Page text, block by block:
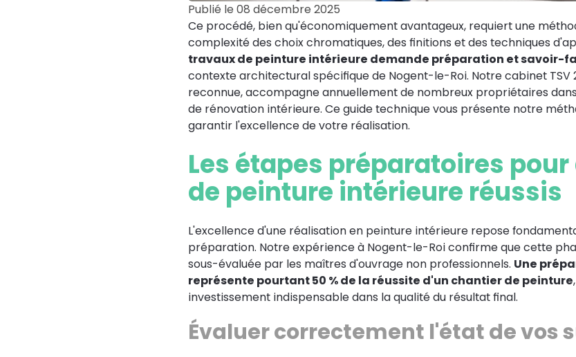
Publié le 08 décembre 2025
Ce procédé, bien qu'économiquement avantageux, requiert une
complexité des choix chromatiques, des finitions et des techniques
travaux de peinture intérieure demande préparation et savoir-
contexte architectural spécifique de Nogent-le-Roi. Notre cabinet TSV
reconnue, accompagne annuellement de nombreux propriétaires
de rénovation intérieure. Ce guide technique vous présente notre
garantir l'excellence de votre réalisation.
Les étapes préparatoires
de peinture intérieure réussis
L'excellence d'une réalisation en peinture intérieure repose
préparation. Notre expérience à Nogent-le-Roi confirme que cette
sous-évaluée par les maîtres d'ouvrage non professionnels. Une
représente pourtant 50 % de la réussite d'un chantier de peinture
investissement indispensable dans la qualité du résultat final.
Évaluer correctement l'état de vos